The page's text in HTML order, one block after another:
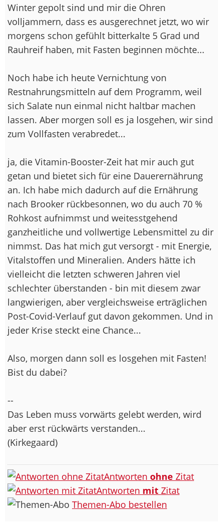
Winter gepolt sind und mir die Ohren
volljammern, dass es ausgerechnet jetzt, wo wir
morgens schon gefühlt bitterkalte 5 Grad und
Rauhreif haben, mit Fasten beginnen möchte...
Noch habe ich heute Vernichtung von
Restnahrungsmitteln auf dem Programm, weil
sich Salate nun einmal nicht haltbar machen
lassen. Aber morgen soll es ja losgehen, wir sind
zum Vollfasten verabredet...
ja, die Vitamin-Booster-Zeit hat mir auch gut
getan und bietet sich für eine Dauerernährung
an. Ich habe mich dadurch auf die Ernährung
nach Brooker rückbesonnen, wo du auch 70 %
Rohkost aufnimmst und weitesstgehend
ganzheitliche und vollwertige Lebensmittel zu dir
nimmst. Das hat mich gut versorgt - mit Energie,
Vitalstoffen und Mineralien. Anders hätte ich
vielleicht die letzten schweren Jahren viel
schlechter überstanden - bin mit diesem zwar
langwierigen, aber vergleichsweise erträglichen
Post-Covid-Verlauf gut davon gekommen. Und in
jeder Krise steckt eine Chance...
Also, morgen dann soll es losgehen mit Fasten!
Bist du dabei?
--
Das Leben muss vorwärts gelebt werden, wird
aber erst rückwärts verstanden...
(Kirkegaard)
Antworten ohne Zitat
Antworten mit Zitat
Themen-Abo bestellen